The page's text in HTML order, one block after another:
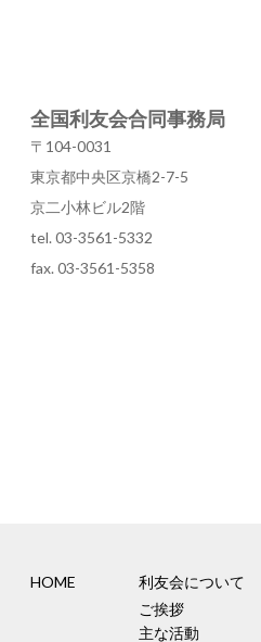
全国利友会合同事務局
〒104-0031
東京都中央区京橋2-7-5
京二小林ビル2階
tel. 03-3561-5332
fax. 03-3561-5358
HOME
利友会について
ご挨拶
主な活動